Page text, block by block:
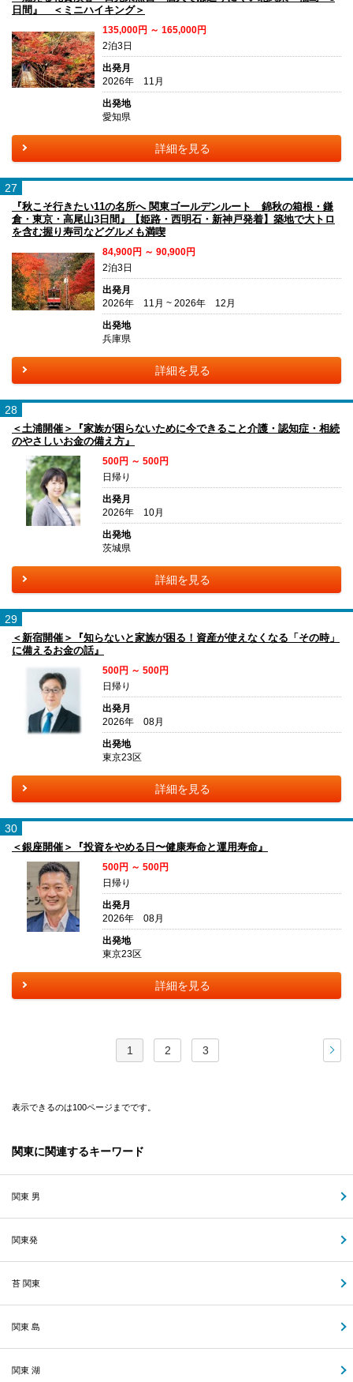
日間』 ＜ミニハイキング＞
135,000円 ～ 165,000円
2泊3日
出発月
2026年 11月
出発地
愛知県
詳細を見る
27
『秋こそ行きたい11の名所へ 関東ゴールデンルート 錦秋の箱根・鎌
倉・東京・高尾山3日間』【姫路・西明石・新神戸発着】築地で大トロ
を含む握り寿司などグルメも満喫
84,900円 ～ 90,900円
2泊3日
出発月
2026年 11月 ~ 2026年 12月
出発地
兵庫県
詳細を見る
28
＜土浦開催＞『家族が困らないために今できること介護・認知症・相続
のやさしいお金の備え方』
500円 ～ 500円
日帰り
出発月
2026年 10月
出発地
茨城県
詳細を見る
29
＜新宿開催＞『知らないと家族が困る！資産が使えなくなる「その時」
に備えるお金の話』
500円 ～ 500円
日帰り
出発月
2026年 08月
出発地
東京23区
詳細を見る
30
＜銀座開催＞『投資をやめる日〜健康寿命と運用寿命』
500円 ～ 500円
日帰り
出発月
2026年 08月
出発地
東京23区
詳細を見る
1 2 3
表示できるのは100ページまでです。
関東に関連するキーワード
関東 男
関東発
苔 関東
関東 島
関東 湖